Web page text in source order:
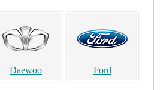
Daewoo Ford